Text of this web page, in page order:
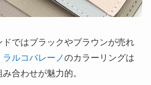
ではブラックやブラウンが売れ
ラルコバレーノのカラーリングは
合わせが魅力的。